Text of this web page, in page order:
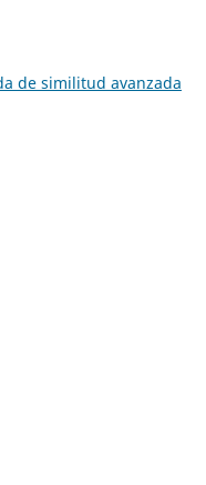
de similitud avanzada